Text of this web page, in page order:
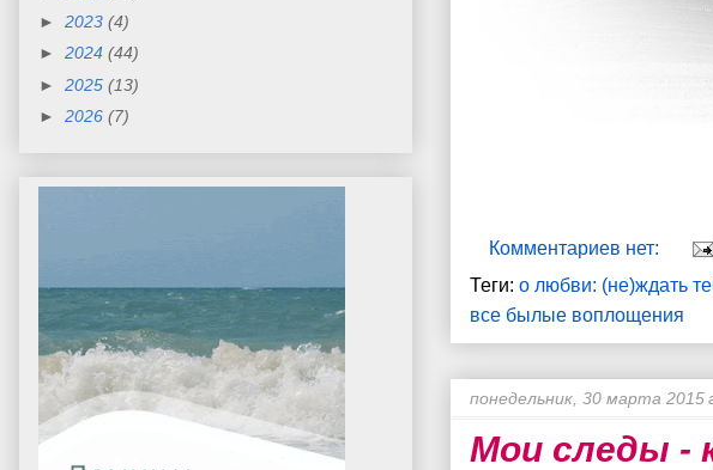
Комментариев нет:
Теги: о любви: (не)ждать
все былые воплощения
понедельник, 30 марта 2015
Мои следы -
► 2023 (4)
► 2024 (44)
► 2025 (13)
► 2026 (7)